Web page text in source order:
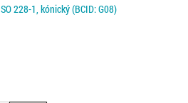
228-1, kónický (BCID: G08)